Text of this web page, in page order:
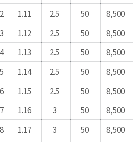
1.11 2.5 50
8,500
1.12 2.5 50
8,500
1.13 2.5 50
8,500
1.14 2.5 50
8,500
1.15 2.5 50
8,500
1.16 3 50
8,500
1.17 3 50
8,500